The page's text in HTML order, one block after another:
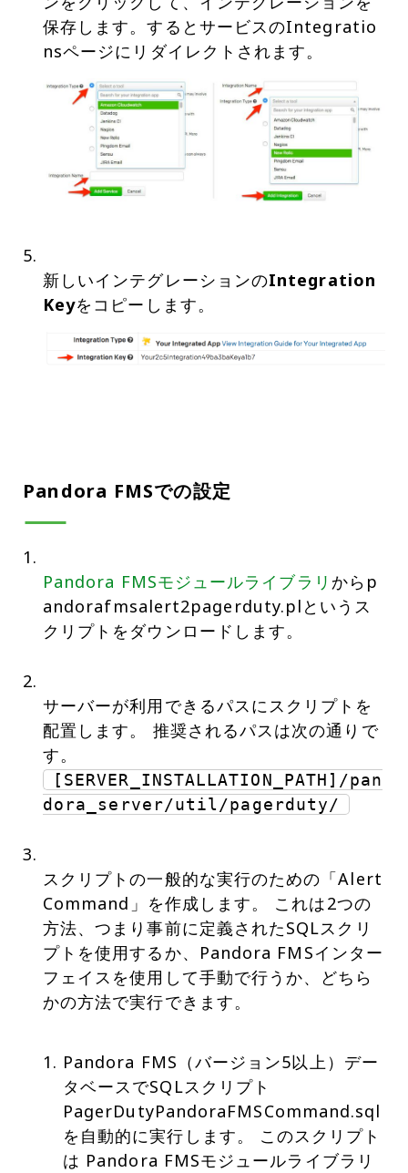
保存します。するとサービスのIntegratio
新しいインテグレーションのIntegration
Key
Pandora FMSでの設定
Pandora FMSモジュールライブラリ からp
andorafmsalert2pagerduty.plというス
クリプトをダウンロードします。
サーバーが利用できるパスにスクリプトを
配置します。 推奨されるパスは次の通りで
[SERVER_INSTALLATION_PATH]/pan
dora_server/util/pagerduty/
スクリプトの一般的な実行のための「Alert
Command」を作成します。 これは2つの
方法、つまり事前に定義されたSQLスクリ
プトを使用するか、Pandora FMSインター
フェイスを使用して手動で行うか、どちら
かの方法で実行できます。
Pandora FMS（バージョン5以上）デー
タベースでSQLスクリプト
PagerDutyPandoraFMSCommand.sql
を自動的に実行します。 このスクリプト
は Pandora FMSモジュールライブラリ